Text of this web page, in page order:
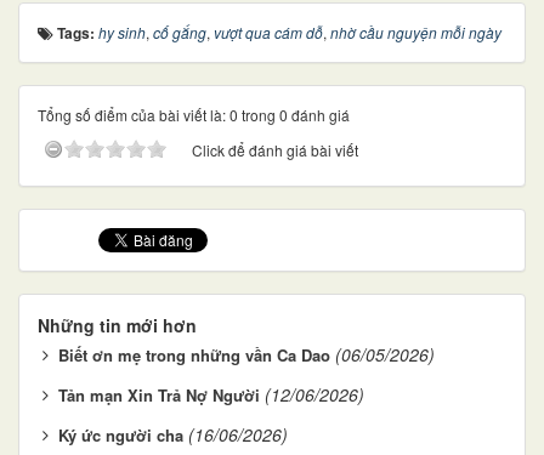
Tags: hy sinh, cố gắng, vượt qua cám dỗ, nhờ cầu nguyện mỗi ngày
Tổng số điểm của bài viết là: 0 trong 0 đánh giá
Click để đánh giá bài viết
Những tin mới hơn
Biết ơn mẹ trong những vần Ca Dao (06/05/2026)
Tản mạn Xin Trả Nợ Người (12/06/2026)
Ký ức người cha (16/06/2026)